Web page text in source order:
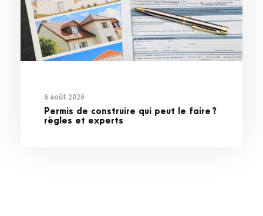
6 août 2026
Permis de construire qui peut le faire ?
règles et experts